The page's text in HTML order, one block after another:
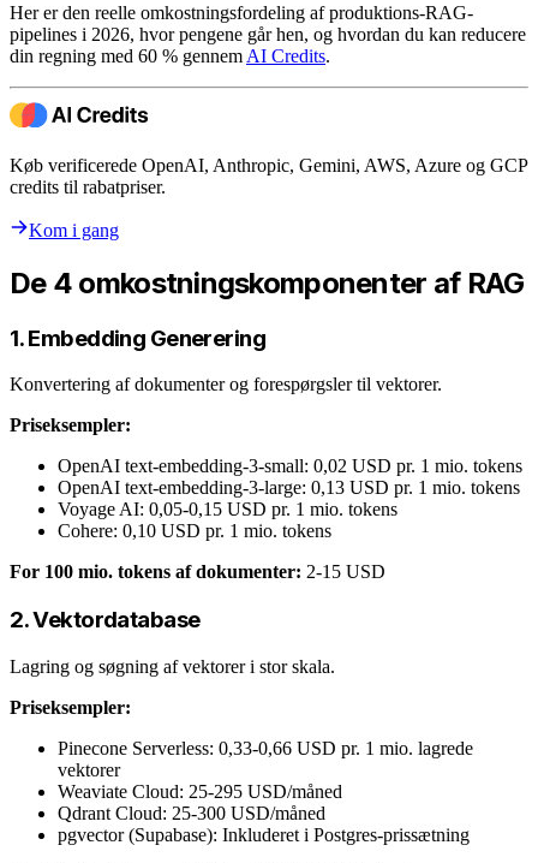
Her er den reelle omkostningsfordeling af produktions-RAG-
pipelines i 2026, hvor pengene går hen, og hvordan du kan reducere
din regning med 60 % gennem AI Credits.
Køb verificerede OpenAI, Anthropic, Gemini, AWS, Azure og GCP
credits til rabatpriser.
Kom i gang
De 4 omkostningskomponenter af RAG
1. Embedding Generering
Konvertering af dokumenter og forespørgsler til vektorer.
Priseksempler:
OpenAI text-embedding-3-small: 0,02 USD pr. 1 mio. tokens
OpenAI text-embedding-3-large: 0,13 USD pr. 1 mio. tokens
Voyage AI: 0,05-0,15 USD pr. 1 mio. tokens
Cohere: 0,10 USD pr. 1 mio. tokens
For 100 mio. tokens af dokumenter: 2-15 USD
2. Vektordatabase
Lagring og søgning af vektorer i stor skala.
Priseksempler:
Pinecone Serverless: 0,33-0,66 USD pr. 1 mio. lagrede
vektorer
Weaviate Cloud: 25-295 USD/måned
Qdrant Cloud: 25-300 USD/måned
pgvector (Supabase): Inkluderet i Postgres-prissætning